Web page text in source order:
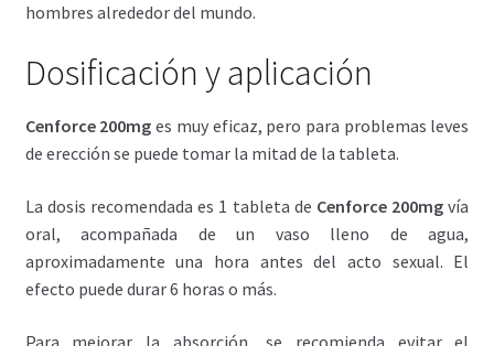
hombres alrededor del mundo.
Dosificación y aplicación
Cenforce 200mg es muy eficaz, pero para problemas leves
de erección se puede tomar la mitad de la tableta.
La dosis recomendada es 1 tableta de Cenforce 200mg vía
oral, acompañada de un vaso lleno de agua,
aproximadamente una hora antes del acto sexual. El
efecto puede durar 6 horas o más.
Para mejorar la absorción, se recomienda evitar el